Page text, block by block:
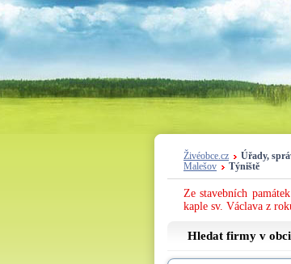
Živéobce.cz
Úřady,
Malešov
Týniště
Ze stavebních
kaple sv. Václava z
Hledat firmy v obci